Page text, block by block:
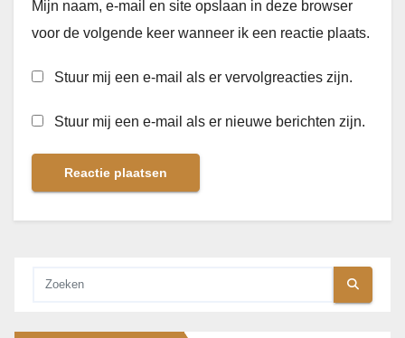
Mijn naam, e-mail en site opslaan in deze browser
voor de volgende keer wanneer ik een reactie plaats.
Stuur mij een e-mail als er vervolgreacties zijn.
Stuur mij een e-mail als er nieuwe berichten zijn.